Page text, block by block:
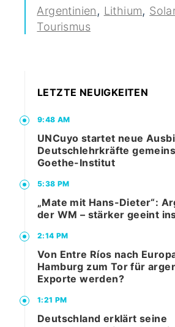
Argentinien, Lithium,
Tourismus
LETZTE NEUIGKEITEN
9:48 AM
UNCuyo startet neue
Deutschlehrkräfte
Goethe-Institut
5:38 PM
„Mate mit Hans-Dieter“:
der WM – stärker geeint
2:14 PM
Von Entre Ríos nach
Hamburg zum Tor für
Exporte werden?
1:21 PM
Deutschland erklärt seine